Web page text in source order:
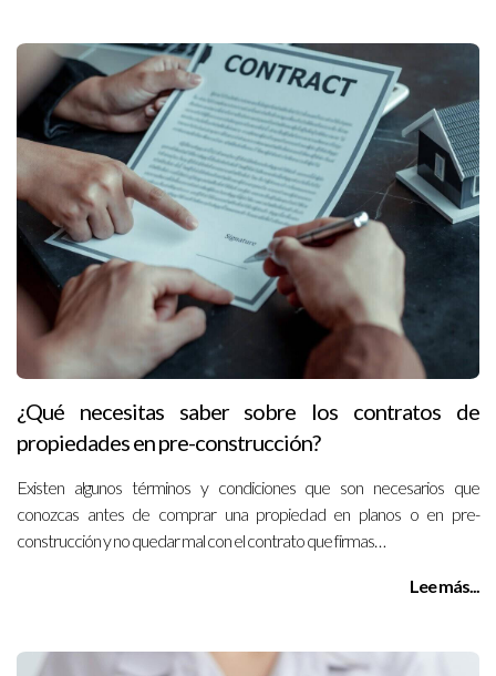
¿Qué necesitas saber sobre los contratos de
propiedades en pre-construcción?
Existen algunos términos y condiciones que son necesarios que
conozcas antes de comprar una propiedad en planos o en pre-
construcción y no quedar mal con el contrato que firmas…
Lee más...